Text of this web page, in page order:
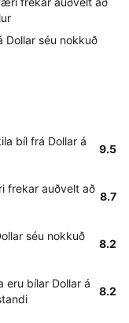
Dollar séu nokkuð
bíl frá Dollar á
9.5
frekar auðvelt að
8.7
séu nokkuð
8.2
bílar Dollar á
8.2